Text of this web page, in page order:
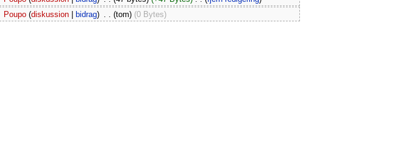
Poupo (diskussion bidrag) . . (tom) (0 Bytes)